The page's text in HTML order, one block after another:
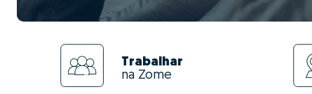
Trabalhar
na Zome